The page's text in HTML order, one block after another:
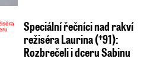
Speciální řečníci nad rakví
režiséra Laurina (†91):
Rozbrečeli i dceru Sabinu